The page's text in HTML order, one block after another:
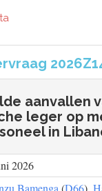
aanvallen
leger op
in
2026
Bamenga (D66),